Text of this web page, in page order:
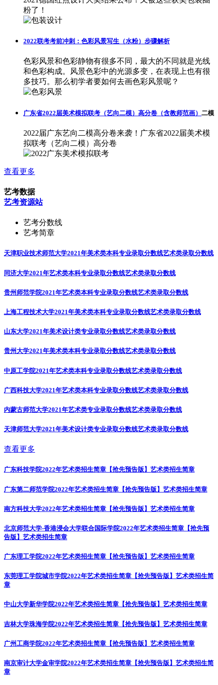
粉了！
2022联考考前冲刺：色彩风景写生（水粉）步骤解析
色彩风景和色彩静物有很多不同，最大的不同就是光线
和色彩构成。风景色彩中的光源多变，在表现上也有很
多技巧。那么初学者要如何去画色彩风景呢？
广东省2022届美术模拟联考（艺向二模）高分卷（含教师范画） 二模
2022届广东艺向二模高分卷来袭！广东省2022届美术模
拟联考（艺向二模）高分卷
查看更多
艺考数据
艺考资源站
艺考分数线
艺考简章
天津职业技术师范大学2021年美术类本科专业录取分数线艺术类录取分数线
同济大学2021年艺术类本科专业录取分数线艺术类录取分数线
贵州师范学院2021年艺术类本科专业录取分数线艺术类录取分数线
上海工程技术大学2021年美术类本科专业录取分数线艺术类录取分数线
山东大学2021年美术设计类专业录取分数线艺术类录取分数线
贵州大学2021年美术类本科专业录取分数线艺术类录取分数线
中原工学院2021年艺术类本科专业录取分数线艺术类录取分数线
广西科技大学2021年艺术类本科专业录取分数线艺术类录取分数线
内蒙古师范大学2021年艺术类专业录取分数线艺术类录取分数线
天津师范大学2021年美术设计类专业录取分数线艺术类录取分数线
查看更多
广东科技学院2022年艺术类招生简章【抢先预告版】 艺术类招生简章
广东第二师范学院2022年艺术类招生简章【抢先预告版】 艺术类招生简章
南方科技大学2022年艺术类招生简章【抢先预告版】 艺术类招生简章
北京师范大学-香港浸会大学联合国际学院2022年艺术类招生简章【抢先预
告版】 艺术类招生简章
广东理工学院2022年艺术类招生简章【抢先预告版】 艺术类招生简章
东莞理工学院城市学院2022年艺术类招生简章【抢先预告版】 艺术类招生简
章
中山大学新华学院2022年艺术类招生简章【抢先预告版】 艺术类招生简章
吉林大学珠海学院2022年艺术类招生简章【抢先预告版】 艺术类招生简章
广州工商学院2022年艺术类招生简章【抢先预告版】 艺术类招生简章
南京审计大学金审学院2022年艺术类招生简章【抢先预告版】 艺术类招生简
章